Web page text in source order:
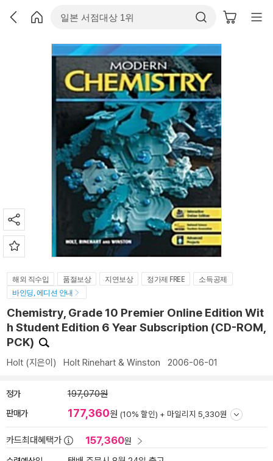
해외 직수입 품절보상 지연보상 정가제 FREE
소득공제
바인딩, 에디션 안내
Chemistry, Grade 10 Premier Online Edition Wit
h Student Edition 6 Year Subscription (CD-ROM,
PCK)
Holt (지은이) Holt Rinehart & Winston 2006-06-01
정가 197,070원
판매가 177,360원 (10% 할인) + 마일리지 5,330원
카드최대혜택가 157,360원